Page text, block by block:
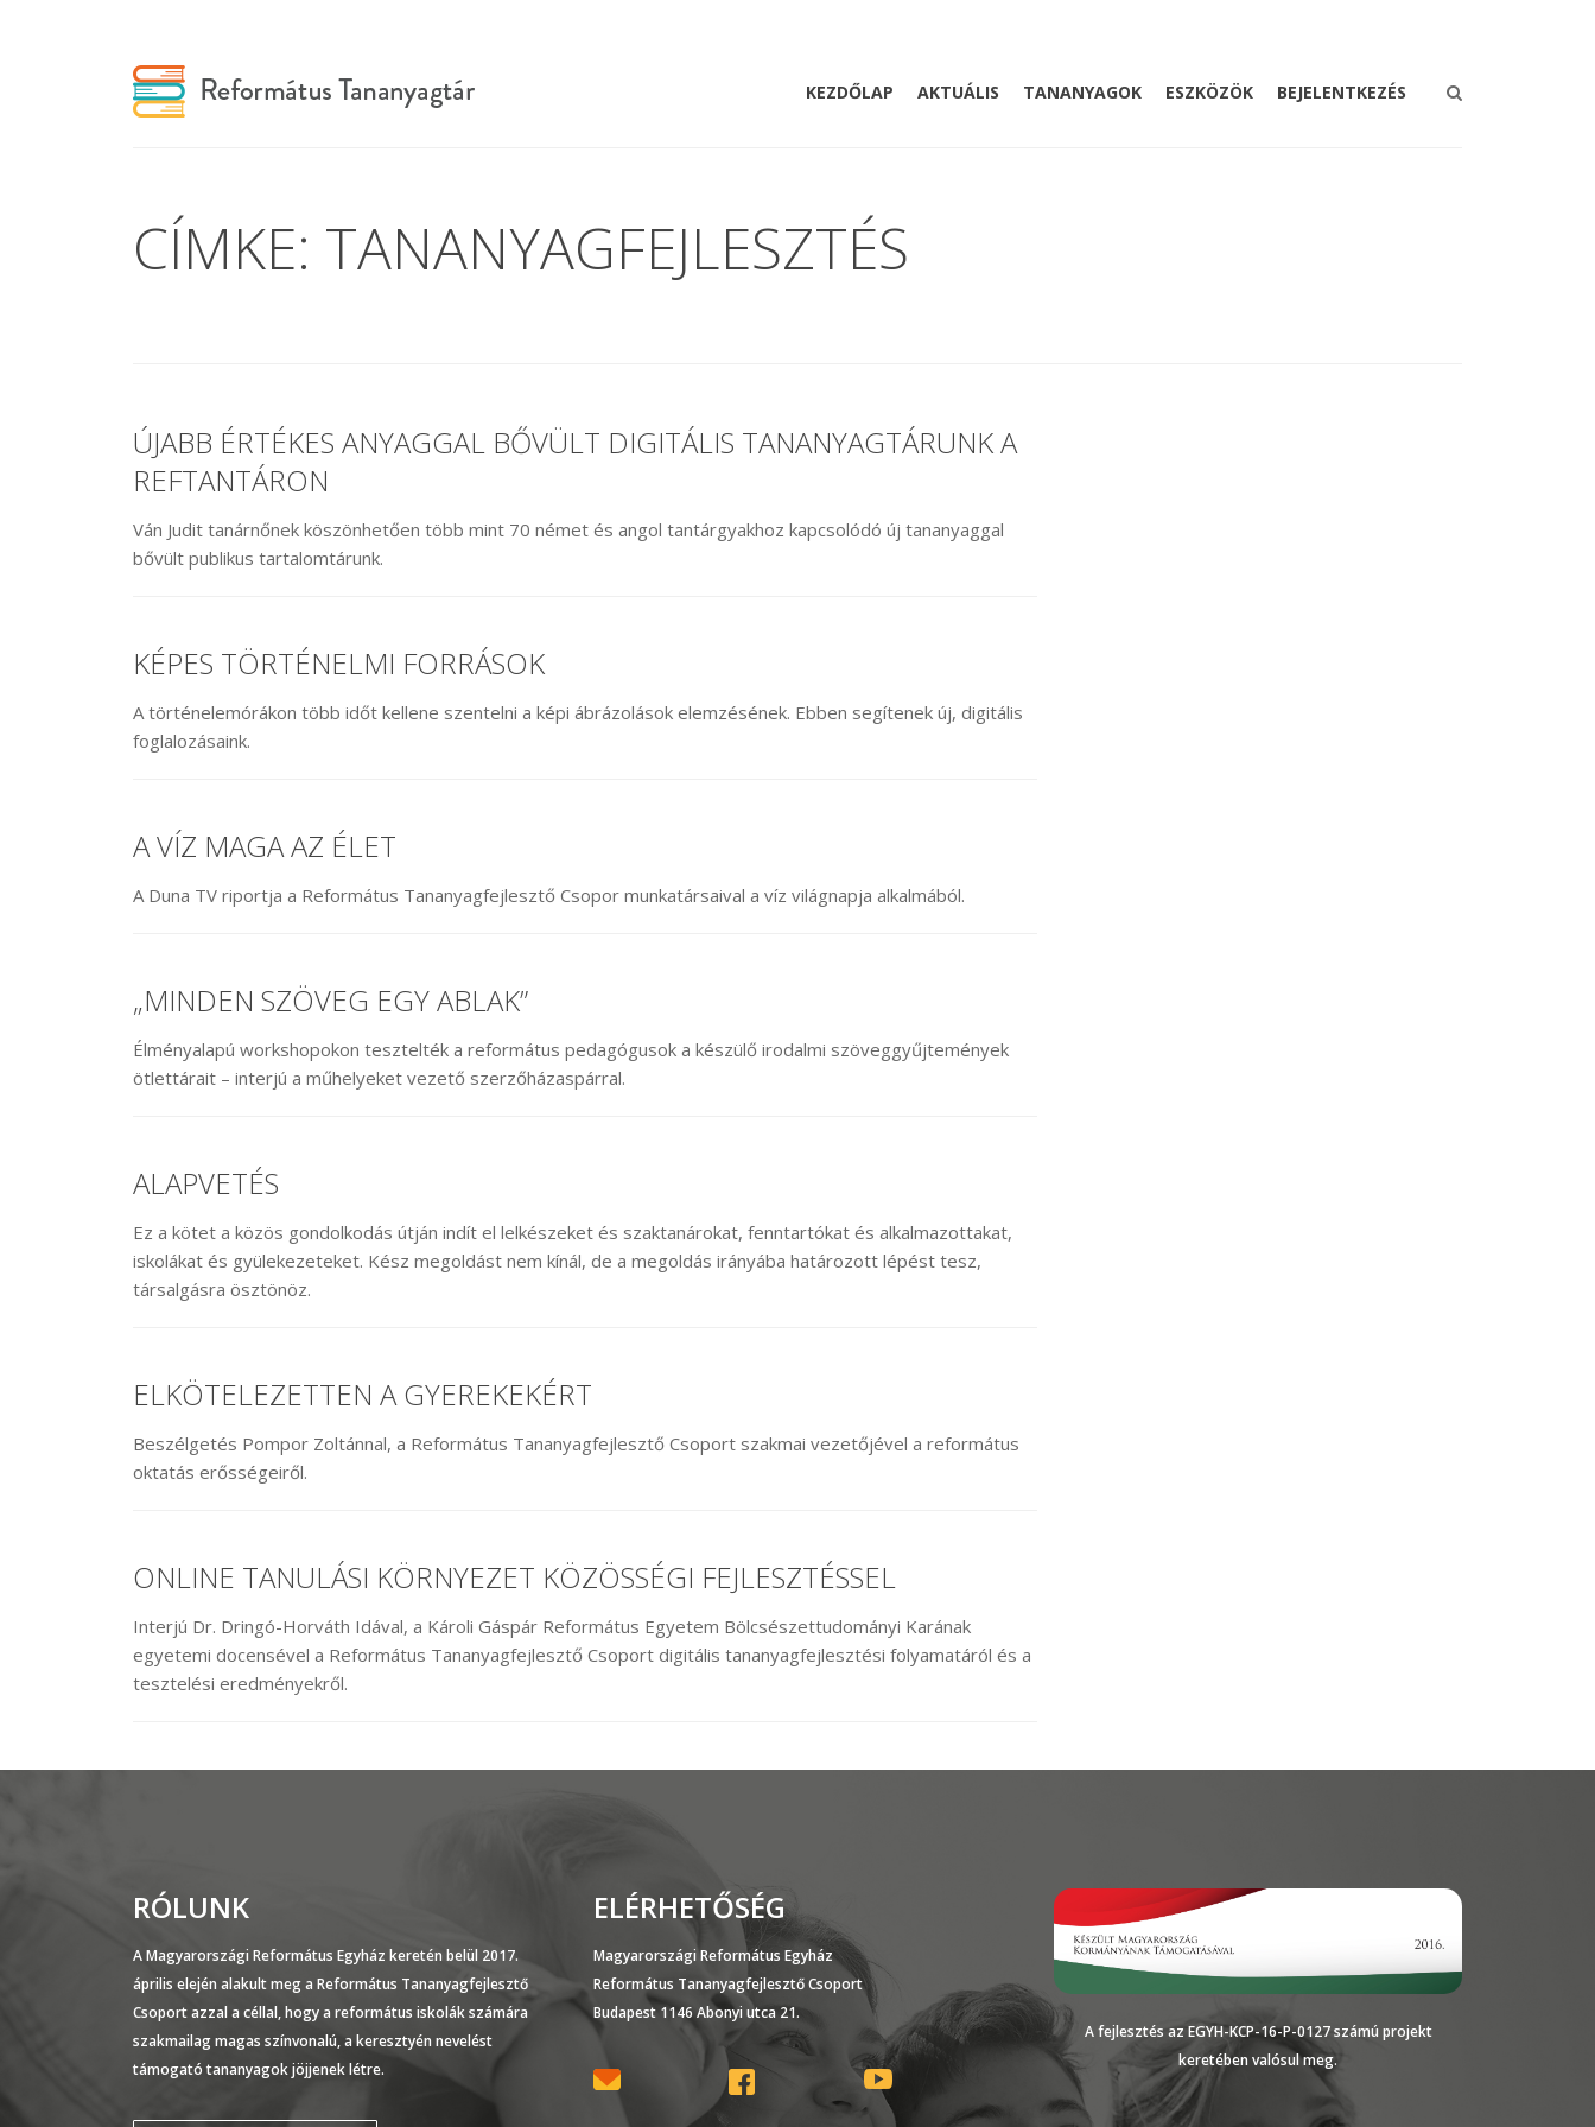
KEZDŐLAP AKTUÁLIS TANANYAGOK ESZKÖZÖK BEJELENTKEZÉS
CÍMKE: TANANYAGFEJLESZTÉS
ÚJABB ÉRTÉKES ANYAGGAL BŐVÜLT DIGITÁLIS TANANYAGTÁRUNK A
REFTANTÁRON
Ván Judit tanárnőnek köszönhetően több mint 70 német és angol tantárgyakhoz kapcsolódó új tananyaggal
bővült publikus tartalomtárunk.
KÉPES TÖRTÉNELMI FORRÁSOK
A történelemórákon több időt kellene szentelni a képi ábrázolások elemzésének. Ebben segítenek új, digitális
foglalozásaink.
A VÍZ MAGA AZ ÉLET
A Duna TV riportja a Református Tananyagfejlesztő Csopor munkatársaival a víz világnapja alkalmából.
„MINDEN SZÖVEG EGY ABLAK”
Élményalapú workshopokon tesztelték a református pedagógusok a készülő irodalmi szöveggyűjtemények
ötlettárait – interjú a műhelyeket vezető szerzőházaspárral.
ALAPVETÉS
Ez a kötet a közös gondolkodás útján indít el lelkészeket és szaktanárokat, fenntartókat és alkalmazottakat,
iskolákat és gyülekezeteket. Kész megoldást nem kínál, de a megoldás irányába határozott lépést tesz,
társalgásra ösztönöz.
ELKÖTELEZETTEN A GYEREKEKÉRT
Beszélgetés Pompor Zoltánnal, a Református Tananyagfejlesztő Csoport szakmai vezetőjével a református
oktatás erősségeiről.
ONLINE TANULÁSI KÖRNYEZET KÖZÖSSÉGI FEJLESZTÉSSEL
Interjú Dr. Dringó-Horváth Idával, a Károli Gáspár Református Egyetem Bölcsészettudományi Karának
egyetemi docensével a Református Tananyagfejlesztő Csoport digitális tananyagfejlesztési folyamatáról és a
tesztelési eredményekről.
RÓLUNK
A Magyarországi Református Egyház keretén belül 2017.
április elején alakult meg a Református Tananyagfejlesztő
Csoport azzal a céllal, hogy a református iskolák számára
szakmailag magas színvonalú, a keresztyén nevelést
támogató tananyagok jöjjenek létre.
ELÉRHETŐSÉG
Magyarországi Református Egyház
Református Tananyagfejlesztő Csoport
Budapest 1146 Abonyi utca 21.
A fejlesztés az EGYH-KCP-16-P-0127 számú projekt
keretében valósul meg.